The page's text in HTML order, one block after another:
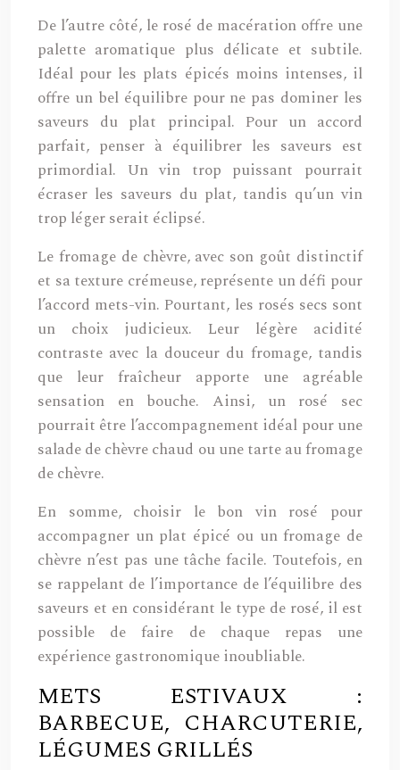
De l’autre côté, le rosé de macération offre une
palette aromatique plus délicate et subtile.
Idéal pour les plats épicés moins intenses, il
offre un bel équilibre pour ne pas dominer les
saveurs du plat principal. Pour un accord
parfait, penser à équilibrer les saveurs est
primordial. Un vin trop puissant pourrait
écraser les saveurs du plat, tandis qu’un vin
trop léger serait éclipsé.
Le fromage de chèvre, avec son goût distinctif
et sa texture crémeuse, représente un défi pour
l’accord mets-vin. Pourtant, les rosés secs sont
un choix judicieux. Leur légère acidité
contraste avec la douceur du fromage, tandis
que leur fraîcheur apporte une agréable
sensation en bouche. Ainsi, un rosé sec
pourrait être l’accompagnement idéal pour une
salade de chèvre chaud ou une tarte au fromage
de chèvre.
En somme, choisir le bon vin rosé pour
accompagner un plat épicé ou un fromage de
chèvre n’est pas une tâche facile. Toutefois, en
se rappelant de l’importance de l’équilibre des
saveurs et en considérant le type de rosé, il est
possible de faire de chaque repas une
expérience gastronomique inoubliable.
METS ESTIVAUX :
BARBECUE, CHARCUTERIE,
LÉGUMES GRILLÉS